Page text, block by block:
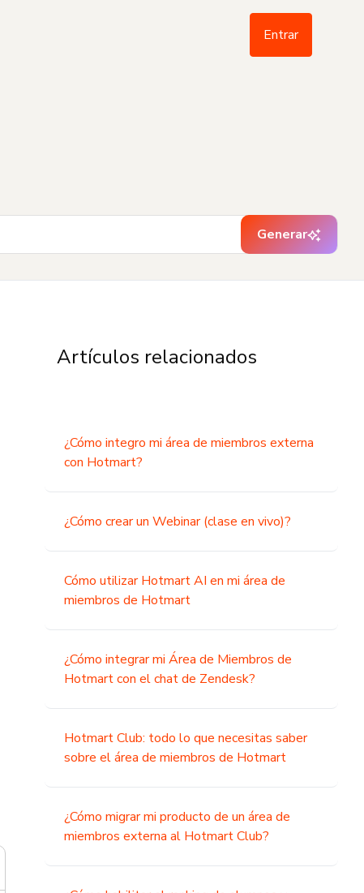
Entrar
Generar
Artículos relacionados
¿Cómo integro mi área de miembros externa
con Hotmart?
¿Cómo crear un Webinar (clase en vivo)?
Cómo utilizar Hotmart AI en mi área de
miembros de Hotmart
¿Cómo integrar mi Área de Miembros de
Hotmart con el chat de Zendesk?
Hotmart Club: todo lo que necesitas saber
sobre el área de miembros de Hotmart
¿Cómo migrar mi producto de un área de
miembros externa al Hotmart Club?